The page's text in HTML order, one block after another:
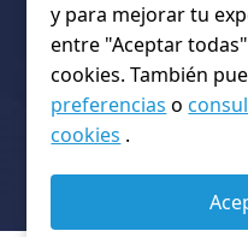
K
i
n
Noticias Fogonadura
Contáctanos
política de
y para mejorar tu
entre "Aceptar
cookies. También
preferencias o
cookies .